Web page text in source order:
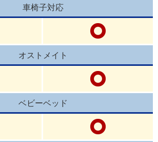
車椅子対応
オストメイト
ベビーベッド